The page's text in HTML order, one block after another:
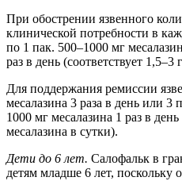
При обострении язвенного
клинической потребности в
по 1 пак. 500–1000 мг
раз в день (соответствует 1,5–3
Для поддержания ремиссии
месалазина 3 раза в день или
1000 мг месалазина 1 раз в день
месалазина в сутки).
Дети до 6 лет. Салофальк в
детям младше 6 лет, поскольку